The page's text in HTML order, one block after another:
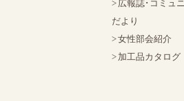
広報誌･コミュ
だより
女性部会紹介
加工品カタログ